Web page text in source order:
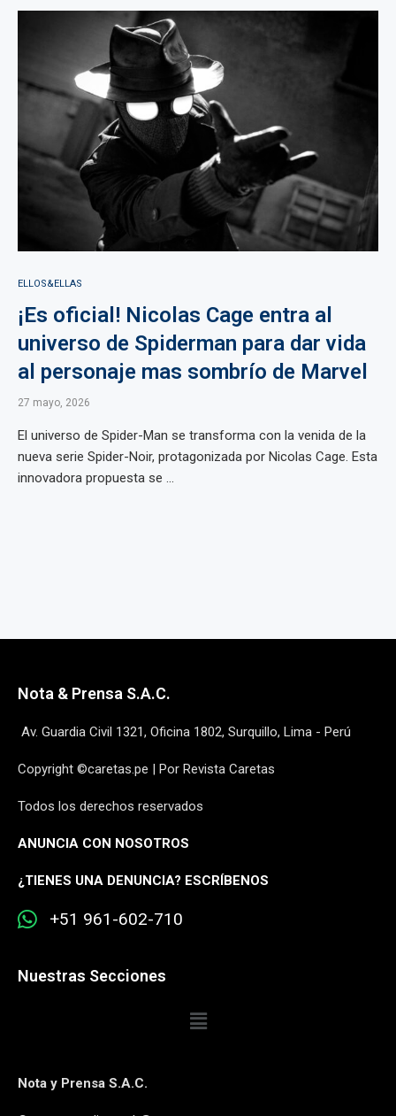
ELLOS&ELLAS
¡Es oficial! Nicolas Cage entra al
universo de Spiderman para dar vida
al personaje mas sombrío de Marvel
27 mayo, 2026
El universo de Spider-Man se transforma con la venida de la
nueva serie Spider-Noir, protagonizada por Nicolas Cage. Esta
innovadora propuesta se ...
Nota & Prensa S.A.C.
Av. Guardia Civil 1321, Oficina 1802, Surquillo, Lima - Perú
Copyright ©caretas.pe | Por Revista Caretas
Todos los derechos reservados
ANUNCIA CON NOSOTROS
¿TIENES UNA DENUNCIA? ESCRÍBENOS
+51 961-602-710
Nuestras Secciones
Nota y Prensa S.A.C.